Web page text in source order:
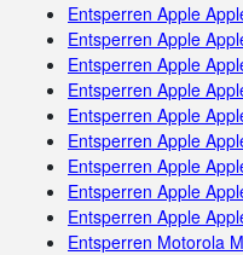
Entsperren Apple
Entsperren Apple
Entsperren Apple
Entsperren Apple
Entsperren Apple
Entsperren Apple
Entsperren Apple
Entsperren Apple
Entsperren Apple
Entsperren Motorola